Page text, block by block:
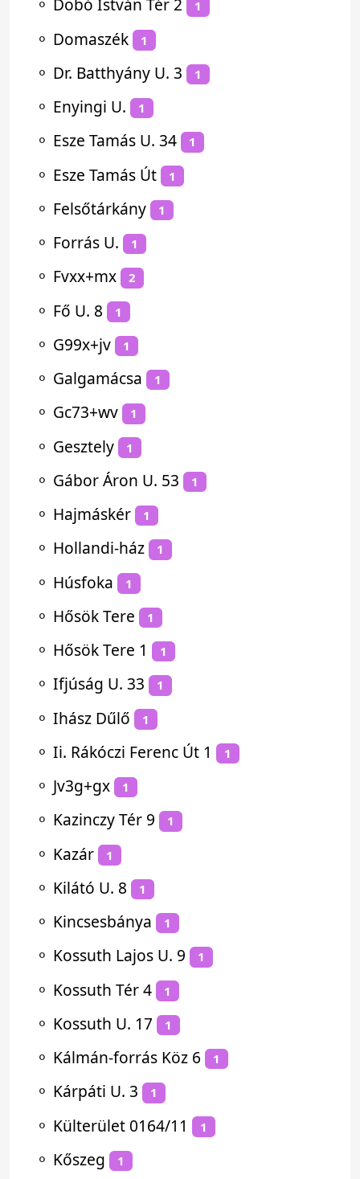
⚬ Dobó István Tér 2 1
⚬ Domaszék 1
⚬ Dr. Batthyány U. 3 1
⚬ Enyingi U. 1
⚬ Esze Tamás U. 34 1
⚬ Esze Tamás Út 1
⚬ Felsőtárkány 1
⚬ Forrás U. 1
⚬ Fvxx+mx 2
⚬ Fő U. 8 1
⚬ G99x+jv 1
⚬ Galgamácsa 1
⚬ Gc73+wv 1
⚬ Gesztely 1
⚬ Gábor Áron U. 53 1
⚬ Hajmáskér 1
⚬ Hollandi-ház 1
⚬ Húsfoka 1
⚬ Hősök Tere 1
⚬ Hősök Tere 1 1
⚬ Ifjúság U. 33 1
⚬ Ihász Dűlő 1
⚬ Ii. Rákóczi Ferenc Út 1 1
⚬ Jv3g+gx 1
⚬ Kazinczy Tér 9 1
⚬ Kazár 1
⚬ Kilátó U. 8 1
⚬ Kincsesbánya 1
⚬ Kossuth Lajos U. 9 1
⚬ Kossuth Tér 4 1
⚬ Kossuth U. 17 1
⚬ Kálmán-forrás Köz 6 1
⚬ Kárpáti U. 3 1
⚬ Külterület 0164/11 1
⚬ Kőszeg 1